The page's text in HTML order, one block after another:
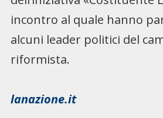
incontro al quale hanno
alcuni leader politici del
riformista.
lanazione.it